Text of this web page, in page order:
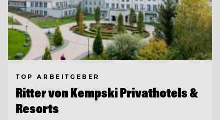
TOP ARBEITGEBER
Ritter von Kempski Privathotels &
Resorts